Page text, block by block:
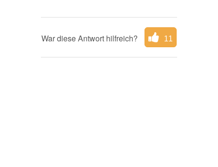
War diese Antwort hilfreich? 11